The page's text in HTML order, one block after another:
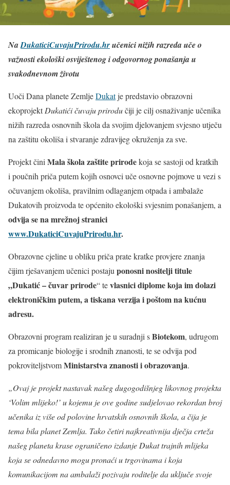
NaDukaticiCuvajuPrirodu.hručenici nižih razreda uče o
važnosti ekološki osviještenog i odgovornog ponašanja u
svakodnevnom životu
Uoči Dana planete ZemljeDukatje predstavio obrazovni
ekoprojektDukatići čuvaju prirodučiji je cilj osnaživanje učenika
nižih razreda osnovnih škola da svojim djelovanjem svjesno utječu
na zaštitu okoliša i stvaranje zdravijeg okruženja za sve.
Projekt činiMala škola zaštite prirodekoja se sastoji od kratkih
i poučnih priča putem kojih osnovci uče osnovne pojmove u vezi s
očuvanjem okoliša, pravilnim odlaganjem otpada i ambalaže
Dukatovih proizvoda te općenito ekološki svjesnim ponašanjem, a
odvija se na mrežnoj stranici
www.DukaticiCuvajuPrirodu.hr.
Obrazovne cjeline u obliku priča prate kratke provjere znanja
čijim rješavanjem učenici postajuponosni nositelji titule
„Dukatić – čuvar prirode“ tevlasnici diplome koja im dolazi
elektroničkim putem, a tiskana verzija i poštom na kućnu
adresu.
Obrazovni program realiziran je u suradnji sBiotekom, udrugom
za promicanje biologije i srodnih znanosti, te se odvija pod
pokroviteljstvomMinistarstva znanosti i obrazovanja.
„Ovaj je projekt nastavak našeg dugogodišnjeg likovnog projekta
‘Volim mlijeko!’ u kojemu je ove godine sudjelovao rekordan broj
učenika iz više od polovine hrvatskih osnovnih škola, a čija je
tema bila planet Zemlja. Tako četiri najkreativnija dječja crteža
našeg planeta krase ograničeno izdanje Dukat trajnih mlijeka
koja se odnedavno mogu pronaći u trgovinama i koja
komunikacijom na ambalaži pozivaju roditelje da uključe svoje